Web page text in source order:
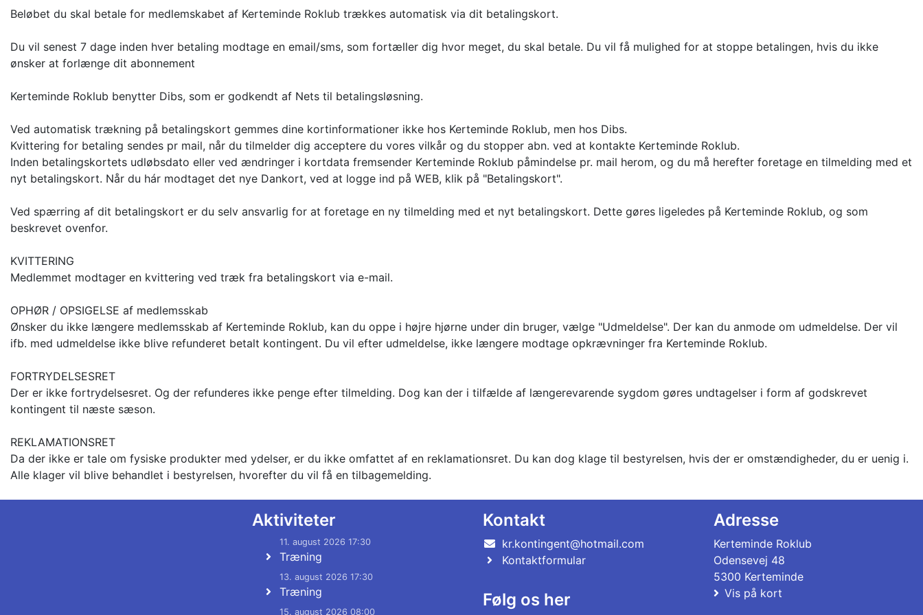
Beløbet du skal betale for medlemskabet af Kerteminde Roklub trækkes automatisk via dit betalingskort.
Du vil senest 7 dage inden hver betaling modtage en email/sms, som fortæller dig hvor meget, du skal betale. Du vil få mulighed for at stoppe betalingen, hvis du ikke
ønsker at forlænge dit abonnement
Kerteminde Roklub benytter Dibs, som er godkendt af Nets til betalingsløsning.
Ved automatisk trækning på betalingskort gemmes dine kortinformationer ikke hos Kerteminde Roklub, men hos Dibs.
Kvittering for betaling sendes pr mail, når du tilmelder dig acceptere du vores vilkår og du stopper abn. ved at kontakte Kerteminde Roklub.
Inden betalingskortets udløbsdato eller ved ændringer i kortdata fremsender Kerteminde Roklub påmindelse pr. mail herom, og du må herefter foretage en tilmelding med et
nyt betalingskort. Når du hár modtaget det nye Dankort, ved at logge ind på WEB, klik på "Betalingskort".
Ved spærring af dit betalingskort er du selv ansvarlig for at foretage en ny tilmelding med et nyt betalingskort. Dette gøres ligeledes på Kerteminde Roklub, og som
beskrevet ovenfor.
KVITTERING
Medlemmet modtager en kvittering ved træk fra betalingskort via e-mail.
OPHØR / OPSIGELSE af medlemsskab
Ønsker du ikke længere medlemsskab af Kerteminde Roklub, kan du oppe i højre hjørne under din bruger, vælge "Udmeldelse". Der kan du anmode om udmeldelse. Der vil
ifb. med udmeldelse ikke blive refunderet betalt kontingent. Du vil efter udmeldelse, ikke længere modtage opkrævninger fra Kerteminde Roklub.
FORTRYDELSESRET
Der er ikke fortrydelsesret. Og der refunderes ikke penge efter tilmelding. Dog kan der i tilfælde af længerevarende sygdom gøres undtagelser i form af godskrevet
kontingent til næste sæson.
REKLAMATIONSRET
Da der ikke er tale om fysiske produkter med ydelser, er du ikke omfattet af en reklamationsret. Du kan dog klage til bestyrelsen, hvis der er omstændigheder, du er uenig i.
Alle klager vil blive behandlet i bestyrelsen, hvorefter du vil få en tilbagemelding.
Aktiviteter
11. august 2026 17:30
Træning
13. august 2026 17:30
Træning
15. august 2026 08:00
Kontakt
kr.kontingent@hotmail.com
Kontaktformular
Følg os her
Adresse
Kerteminde Roklub
Odensevej 48
5300 Kerteminde
Vis på kort